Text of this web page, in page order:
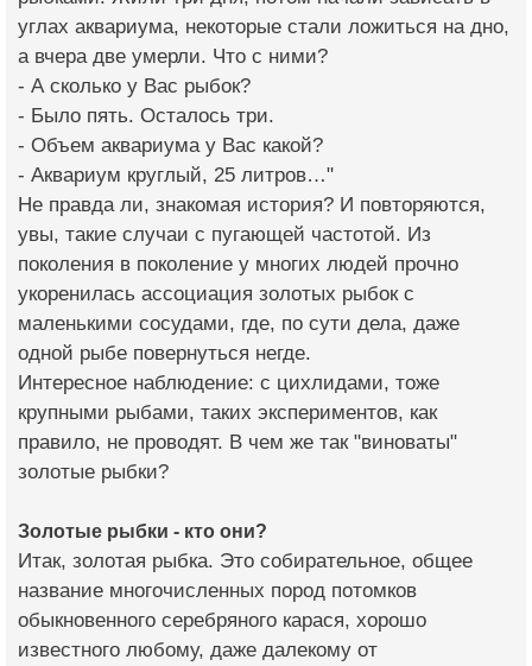
углах аквариума, некоторые стали ложиться на дно,
а вчера две умерли. Что с ними?
- А сколько у Вас рыбок?
- Было пять. Осталось три.
- Объем аквариума у Вас какой?
- Аквариум круглый, 25 литров…"
Не правда ли, знакомая история? И повторяются,
увы, такие случаи с пугающей частотой. Из
поколения в поколение у многих людей прочно
укоренилась ассоциация золотых рыбок с
маленькими сосудами, где, по сути дела, даже
одной рыбе повернуться негде.
Интересное наблюдение: с цихлидами, тоже
крупными рыбами, таких экспериментов, как
правило, не проводят. В чем же так "виноваты"
золотые рыбки?
Золотые рыбки - кто они?
Итак, золотая рыбка. Это собирательное, общее
название многочисленных пород потомков
обыкновенного серебряного карася, хорошо
известного любому, даже далекому от